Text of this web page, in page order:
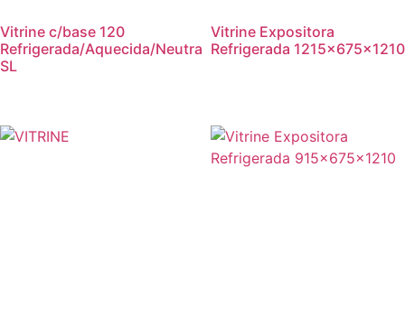
Vitrine c/base 120
Refrigerada/Aquecida/Neutra
SL
Vitrine Expositora
Refrigerada 1215x675x1210